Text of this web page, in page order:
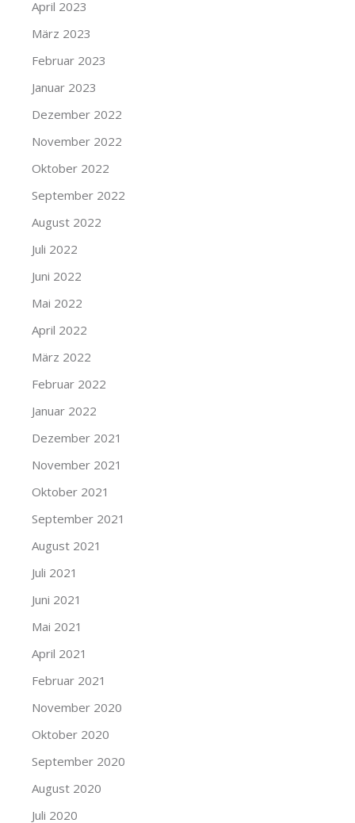
April 2023
März 2023
Februar 2023
Januar 2023
Dezember 2022
November 2022
Oktober 2022
September 2022
August 2022
Juli 2022
Juni 2022
Mai 2022
April 2022
März 2022
Februar 2022
Januar 2022
Dezember 2021
November 2021
Oktober 2021
September 2021
August 2021
Juli 2021
Juni 2021
Mai 2021
April 2021
Februar 2021
November 2020
Oktober 2020
September 2020
August 2020
Juli 2020